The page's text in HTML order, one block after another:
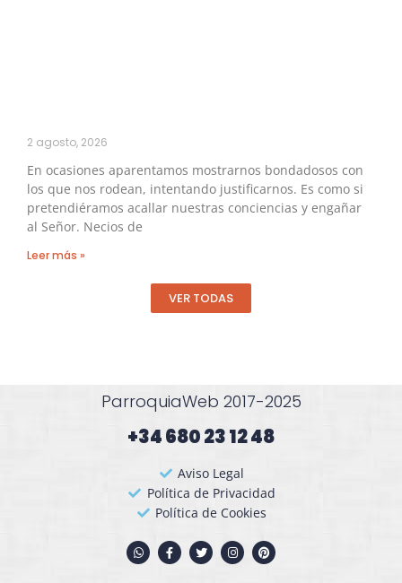
2 agosto, 2026
En ocasiones aparentamos mostrarnos bondadosos con
los que nos rodean, intentando justificarnos. Es como si
pretendiéramos acallar nuestras conciencias y engañar
al Señor. Necios de
Leer más »
VER TODAS
ParroquiaWeb 2017-2025
+34 680 23 12 48​
Aviso Legal
Política de Privacidad
Política de Cookies
W
h
a
F
a
c
T
w
i
I
n
s
P
i
n